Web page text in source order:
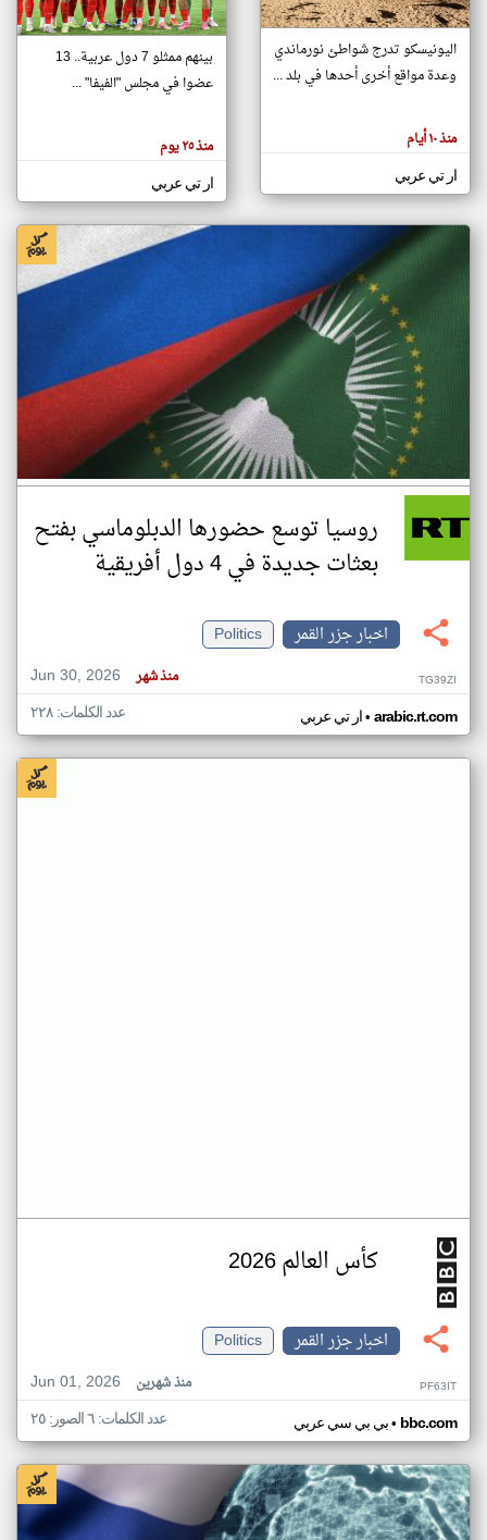
تغيير الدولة
اخبار جزر القمر على مدار الساعة
أهم اخبار جزر القمر العاجلة والمباشرة
هنا عن
وجهة
كاتبيها.
اليونيسكو تدرج شواطئ نورماندي
وعدة مواقع أخرى أحدها في بلد ...
منذ ١٠ أيام
ار تي عربي
بينهم ممثلو 7 دول عربية.. 13
عضوا في مجلس "الفيفا" ...
منذ ٢٥ يوم
ار تي عربي
روسيا توسع حضورها الدبلوماسي بفتح
بعثات جديدة في 4 دول أفريقية
اخبار جزر القمر
Politics
Jun 30, 2026
منذ شهر TG39ZI
ار تي عربي• arabic.rt.com عدد الكلمات: ٢٢٨
كأس العالم 2026
اخبار جزر القمر
Politics
Jun 01, 2026
منذ شهرين PF63IT
بي بي سي عربي• bbc.com عدد الكلمات: ٦ الصور: ٢٥
klyoum.com